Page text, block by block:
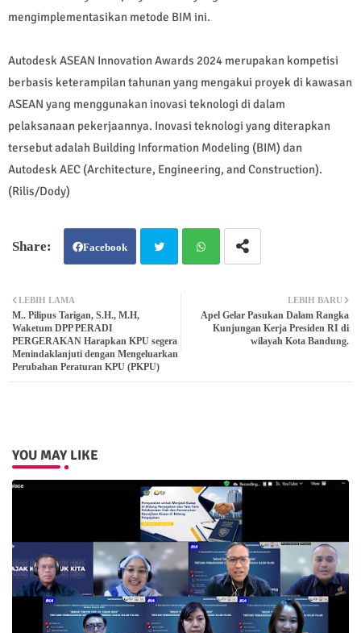
mengimplementasikan metode BIM ini.
Autodesk ASEAN Innovation Awards 2024 merupakan kompetisi
berbasis keterampilan tahunan yang mengakui proyek di kawasan
ASEAN yang menggunakan inovasi teknologi di dalam
pelaksanaan pekerjaannya. Inovasi teknologi yang diterapkan
tersebut adalah Building Information Modeling (BIM) dan
Autodesk AEC (Architecture, Engineering, and Construction).
(Rilis/Dody)
Facebook
atsa
LEBIH BARU
Apel Gelar Pasukan Dalam Rangka
Kunjungan Kerja Presiden RI di
wilayah Kota Bandung.
LEBIH LAMA
M.. Pilipus Tarigan, S.H., M.H,
Waketum DPP PERADI
PERGERAKAN Harapkan KPU segera
Menindaklanjuti dengan Mengeluarkan
Perubahan Peraturan KPU (PKPU)
YOU MAY LIKE